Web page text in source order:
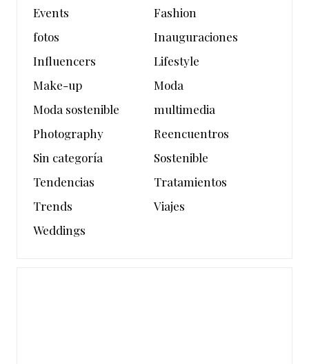
Events
Fashion
fotos
Inauguraciones
Influencers
Lifestyle
Make-up
Moda
Moda sostenible
multimedia
Photography
Reencuentros
Sin categoría
Sostenible
Tendencias
Tratamientos
Trends
Viajes
Weddings